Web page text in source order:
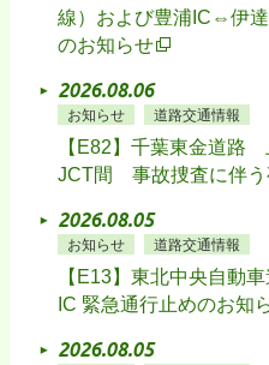
線）および豊浦IC⇔伊
のお知らせ
2026.08.06
お知らせ 道路交通情報
【E82】千葉東金道
JCT間 事故捜査に伴う
2026.08.05
お知らせ 道路交通情報
【E13】東北中央自
IC 緊急通行止めのお知
2026.08.05